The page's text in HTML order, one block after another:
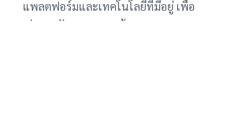
แพลตฟอร์มและเทคโนโลยีที่มีอยู่ เพื่อ
เร่งการพัฒนาและลดต้นทุน Stellantis